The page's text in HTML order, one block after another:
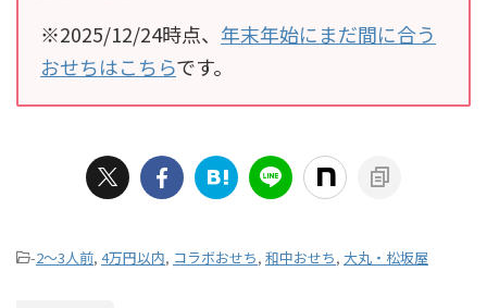
※2025/12/24時点、 年末年始にまだ間に合う
おせちはこちらです。
-2～3人前, 4万円以内, コラボおせち, 和中おせち, 大丸・松坂屋